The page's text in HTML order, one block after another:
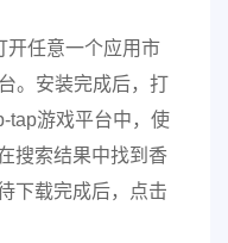
开任意一个应用市
。安装完成后，打
tap游戏平台中，使
搜索结果中找到香
下载完成后，点击